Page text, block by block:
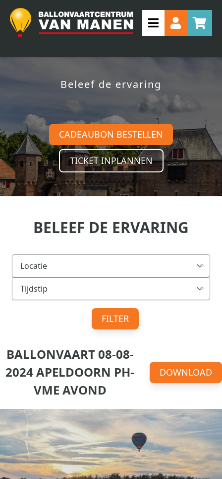
Beleef de ervaring
CADEAUBON BESTELLEN
TICKET INPLANNEN
BELEEF DE ERVARING
FILTER
BALLONVAART 08-08-
2024 APELDOORN PH-
VME AVOND
DOWNLOAD